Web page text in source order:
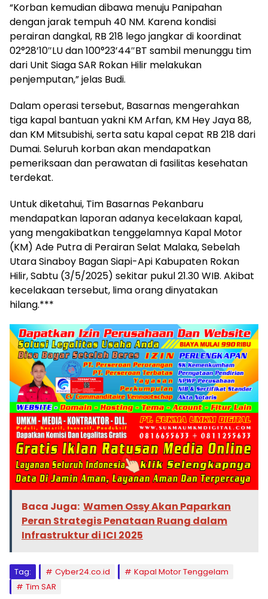
“Korban kemudian dibawa menuju Panipahan
dengan jarak tempuh 40 NM. Karena kondisi
perairan dangkal, RB 218 lego jangkar di koordinat
02°28’10″LU dan 100°23’44″BT sambil menunggu tim
dari Unit Siaga SAR Rokan Hilir melakukan
penjemputan,” jelas Budi.
Dalam operasi tersebut, Basarnas mengerahkan
tiga kapal bantuan yakni KM Arfan, KM Hey Jaya 88,
dan KM Mitsubishi, serta satu kapal cepat RB 218 dari
Dumai. Seluruh korban akan mendapatkan
pemeriksaan dan perawatan di fasilitas kesehatan
terdekat.
Untuk diketahui, Tim Basarnas Pekanbaru
mendapatkan laporan adanya kecelakaan kapal,
yang mengakibatkan tenggelamnya Kapal Motor
(KM) Ade Putra di Perairan Selat Malaka, Sebelah
Utara Sinaboy Bagan Siapi-Api Kabupaten Rokan
Hilir, Sabtu (3/5/2025) sekitar pukul 21.30 WIB. Akibat
kecelakaan tersebut, lima orang dinyatakan
hilang.***
Baca Juga: Wamen Ossy Akan Paparkan
Peran Strategis Penataan Ruang dalam
Infrastruktur di ICI 2025
Tag: Cyber24.co.id
Kapal Motor Tenggelam
Tim SAR